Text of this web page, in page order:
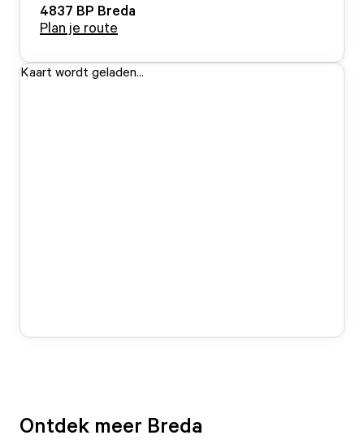
4837 BP Breda
Plan je route
Kaart wordt geladen...
Ontdek meer Breda